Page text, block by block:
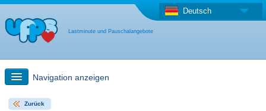
Lastminute und Pauschalangebote
Deutsch
Navigation anzeigen
Schnellsuche
Zurück